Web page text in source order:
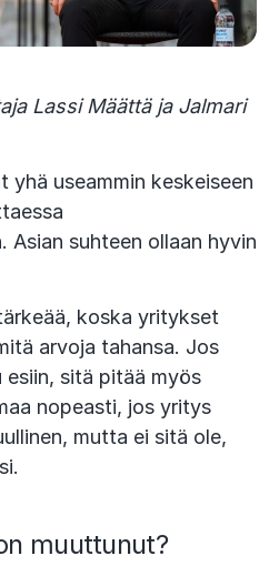
Lassi Määttä ja Jalmari
useammin keskeiseen
Asian suhteen ollaan hyvin
koska yritykset
arvoja tahansa. Jos
sitä pitää myös
nopeasti, jos yritys
mutta ei sitä ole,
muuttunut?